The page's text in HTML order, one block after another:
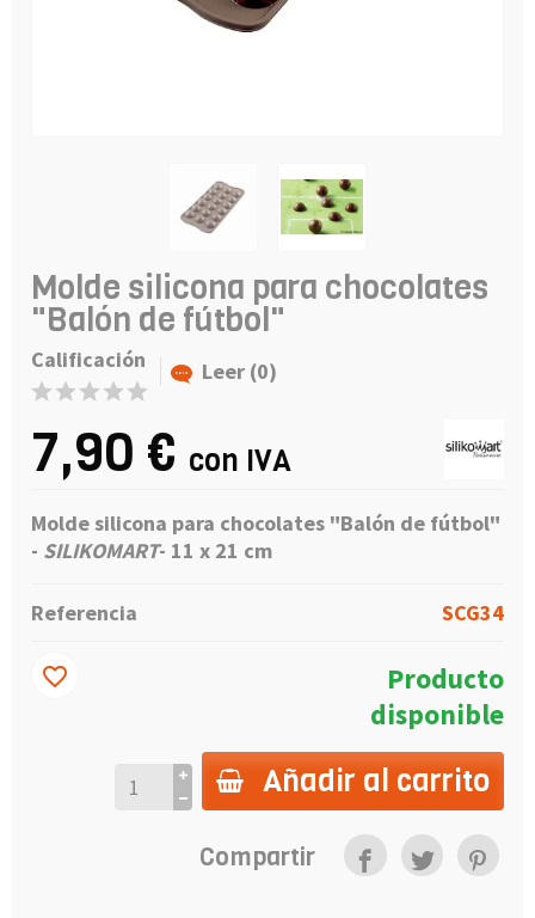
Molde silicona para chocolates
"Balón de fútbol"
Calificación Leer (0)
7,90 € con IVA
Molde silicona para chocolates "Balón de fútbol"
- SILIKOMART- 11 x 21 cm
Referencia SCG34
Producto
disponible
Añadir al carrito
favorite_border
Compartir